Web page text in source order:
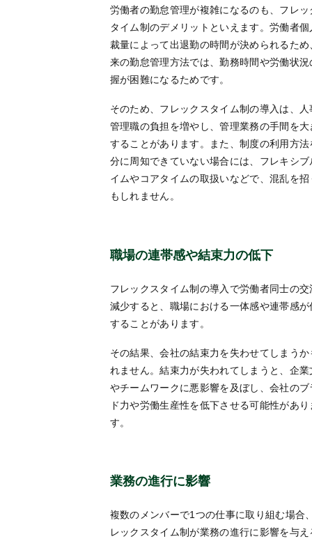
労働者の勤怠管理が複雑になるのも、フレッ
タイム制のデメリットといえます。労働者個
裁量によって出退勤の時間が決められるため
来の勤怠管理方法では、勤務時間や労働状況
握が困難になるためです。
そのため、フレックスタイム制の導入は、人
管理職の負担を増やし、管理業務の手間を大
することがあります。また、制度の利用方法
分に周知できていない場合には、フレキシブ
イムやコアタイムの取扱いなどで、混乱を招
もしれません。
職場の連帯感や結束力の低下
フレックスタイム制の導入で労働者同士の交
減少すると、職場における一体感や連帯感が
することがあります。
その結果、会社の結束力を失わせてしまうか
れません。結束力が失われてしまうと、企業
やチームワークに悪影響を及ぼし、会社のブ
ド力や労働生産性を低下させる可能性があり
す。
業務の進行に影響
複数のメンバーで1つの仕事に取り組む場合
レックスタイム制が業務の進行に影響を与え